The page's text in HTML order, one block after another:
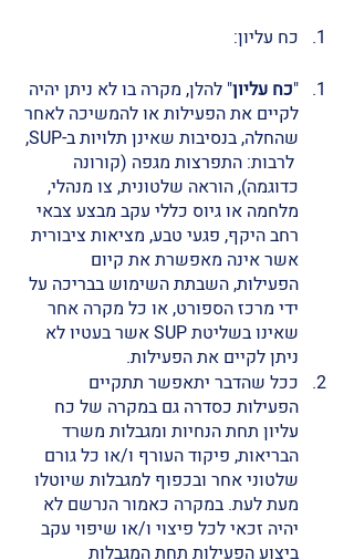
כח עליון:
"כח עליון" להלן, מקרה בו לא ניתן יהיה
לקיים את הפעילות או להמשיכה לאחר
שהחלה, בנסיבות שאינן תלויות ב-SUP,
לרבות: התפרצות מגפה (קורונה
כדוגמה), הוראה שלטונית, צו מנהלי,
מלחמה או גיוס כללי עקב מבצע צבאי
רחב היקף, פגעי טבע, מציאות ציבורית
אשר אינה מאפשרת את קיום
הפעילות, השבתת השימוש בבריכה על
ידי מרכז הספורט, או כל מקרה אחר
שאינו בשליטת SUP אשר בעטיו לא
ניתן לקיים את הפעילות.
ככל שהדבר יתאפשר תתקיים
הפעילות כסדרה גם במקרה של כח
עליון תחת הנחיות ומגבלות משרד
הבריאות, פיקוד העורף ו/או כל גורם
שלטוני אחר ובכפוף למגבלות שיוטלו
מעת לעת. במקרה כאמור הנרשם לא
יהיה זכאי לכל פיצוי ו/או שיפוי עקב
ביצוע הפעילות תחת המגבלות